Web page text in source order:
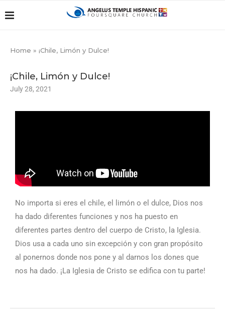
Home » ¡Chile, Limón y Dulce!
¡Chile, Limón y Dulce!
July 28, 2021
No importa si eres el chile, el limón o el dulce, Dios nos
ha dado diferentes funciones y nos ha puesto en
diferentes partes dentro del cuerpo de Cristo, la Iglesia.
Dios usa a cada uno sin excepción y con gran propósito
al ponernos donde nos pone y al darnos los dones que
nos ha dado. ¡La Iglesia de Cristo se edifica con tu parte!